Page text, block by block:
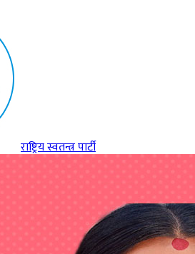
राष्ट्रिय स्वतन्त्र पार्टी